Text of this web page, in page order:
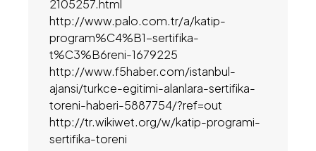
2105257.html
http://www.palo.com.tr/a/katip-
program%C4%B1-sertifika-
t%C3%B6reni-1679225
http://www.f5haber.com/istanbul-
ajansi/turkce-egitimi-alanlara-sertifika-
toreni-haberi-5887754/?ref=out
http://tr.wikiwet.org/w/katip-programi-
sertifika-toreni